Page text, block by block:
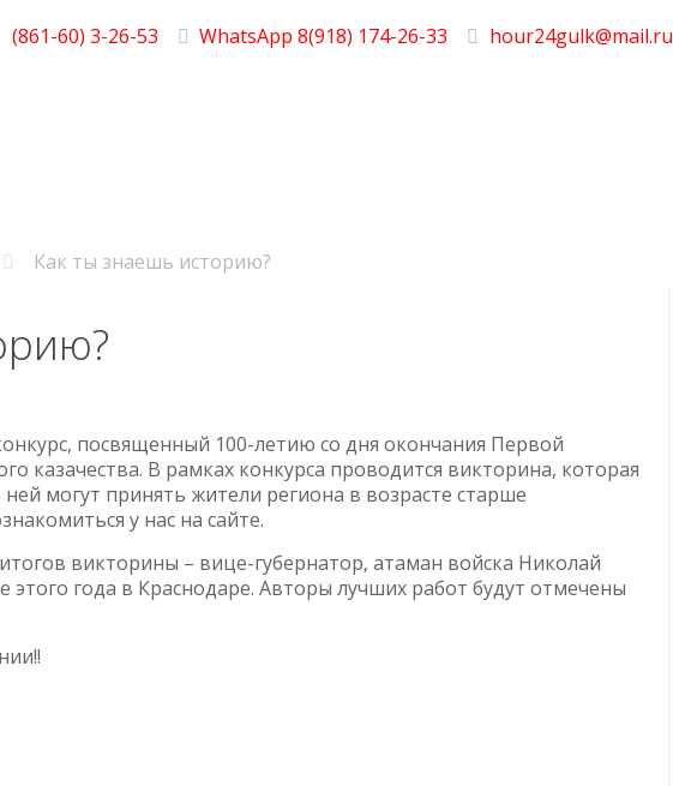
(861-60) 3-26-53 WhatsApp 8(918) 174-26-33 hour24gulk@mail.ru
Как ты знаешь историю?
посвященный 100-летию со дня окончания Первой
казачества. В рамках конкурса проводится викторина, которая
могут принять жители региона в возрасте старше
у нас на сайте.
викторины – вице-губернатор, атаман войска Николай
этого года в Краснодаре. Авторы лучших работ будут отмечены